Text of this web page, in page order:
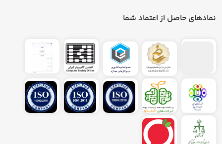
نمادهای حاصل از اعتماد شما